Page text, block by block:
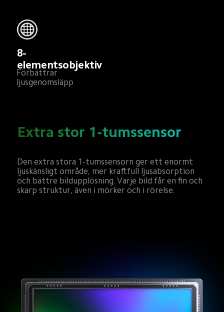
8-
elementsobjektiv
Förbättrar
ljusgenomsläpp
Extra stor 1-tumssensor
Den extra stora 1-tumssensorn ger ett enormt
ljuskänsligt område, mer kraftfull ljusabsorption
och bättre bildupplösning. Varje bild får en fin och
skarp struktur, även i mörker och i rörelse.